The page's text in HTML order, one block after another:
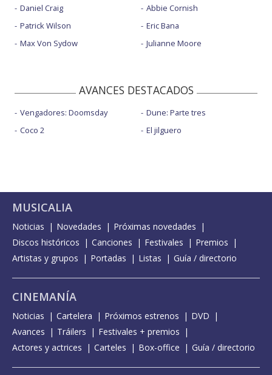
Daniel Craig
Patrick Wilson
Max Von Sydow
Abbie Cornish
Eric Bana
Julianne Moore
AVANCES DESTACADOS
Vengadores: Doomsday
Coco 2
Dune: Parte tres
El jilguero
MUSICALIA
Noticias Novedades
Próximas novedades
Discos históricos
Canciones Festivales
Premios
Artistas y grupos
Portadas Listas Guía / directorio
CINEMANÍA
Noticias Cartelera Próximos estrenos
DVD
Avances
Tráilers
Festivales + premios
Actores y actrices
Carteles Box-office Guía / directorio